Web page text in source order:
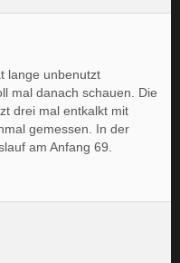
lange unbenutzt
mal danach schauen. Die
drei mal entkalkt mit
gemessen. In der
am Anfang 69.